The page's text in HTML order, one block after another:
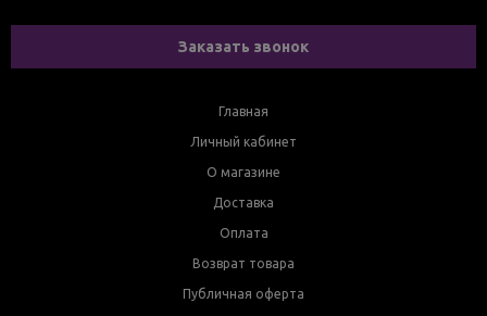
Заказать звонок
Главная
Личный кабинет
О магазине
Доставка
Оплата
Возврат товара
Публичная оферта